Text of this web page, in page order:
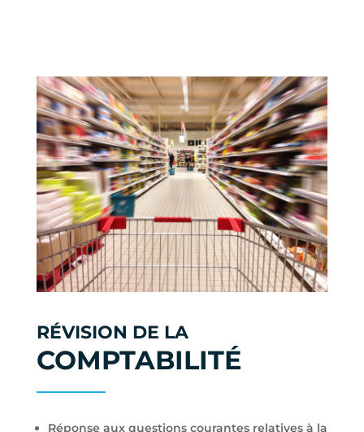
RÉVISION DE LA
COMPTABILITÉ
Réponse aux questions courantes relatives à la